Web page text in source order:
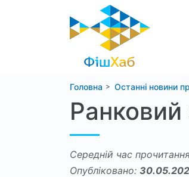
Головна Останні новини
Ранковий
Середній час
Опубліковано: